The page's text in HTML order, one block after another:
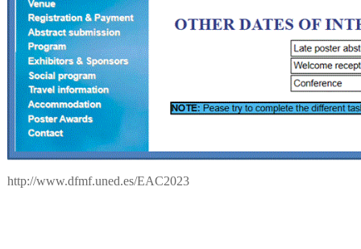
http://www.dfmf.uned.es/EAC2023